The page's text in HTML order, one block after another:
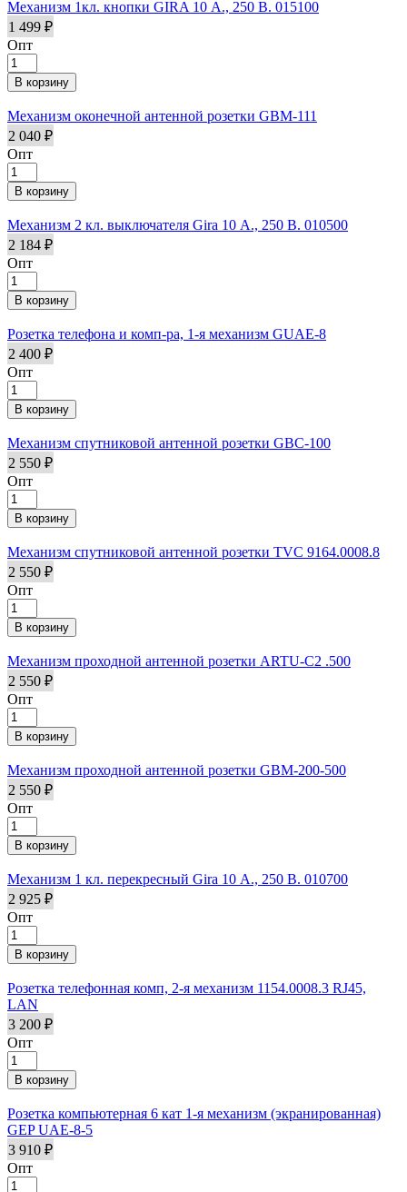
Механизм 1кл. кнопки GIRA 10 А., 250 В. 015100
1 499 ₽
Опт
Механизм оконечной антенной розетки GBM-111
2 040 ₽
Опт
Механизм 2 кл. выключателя Gira 10 А., 250 В. 010500
2 184 ₽
Опт
Розетка телефона и комп-ра, 1-я механизм GUAE-8
2 400 ₽
Опт
Механизм спутниковой антенной розетки GBC-100
2 550 ₽
Опт
Механизм спутниковой антенной розетки TVC 9164.0008.8
2 550 ₽
Опт
Механизм проходной антенной розетки ARTU-C2 .500
2 550 ₽
Опт
Механизм проходной антенной розетки GBM-200-500
2 550 ₽
Опт
Механизм 1 кл. перекресный Gira 10 А., 250 В. 010700
2 925 ₽
Опт
Розетка телефонная комп, 2-я механизм 1154.0008.3 RJ45,
LAN
3 200 ₽
Опт
Розетка компьютерная 6 кат 1-я механизм (экранированная)
GEP UAE-8-5
3 910 ₽
Опт